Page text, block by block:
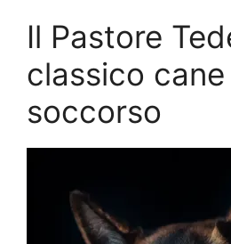
Il Pastore
classico cane
soccorso